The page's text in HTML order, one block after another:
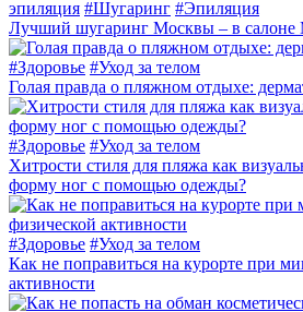
эпиляция #Шугаринг #Эпиляция
Лучший шугаринг Москвы – в салоне
#Здоровье #Уход за телом
Голая правда о пляжном отдыхе:
#Здоровье #Уход за телом
Хитрости стиля для пляжа как
форму ног с помощью одежды?
#Здоровье #Уход за телом
Как не поправиться на курорте при
активности